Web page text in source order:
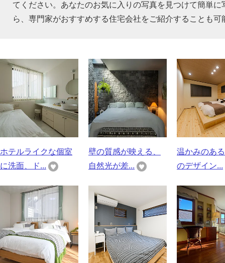
てください。あなたのお気に入りの写真を見つけて簡単
ら、専門家がおすすめする住宅会社をご紹介することも可
ホテルライクな個室
に洗面、ド...
壁の質感が映える、
自然光が差...
温かみのあ
のデザイン...